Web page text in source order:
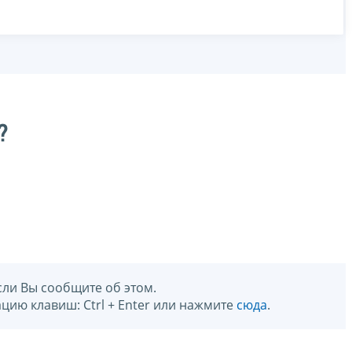
Вы сообщите об этом.
клавиш: Ctrl + Enter или нажмите сюда.